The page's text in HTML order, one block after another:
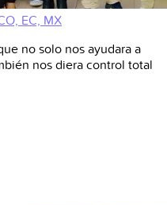
EC, MX
no solo nos ayudara a
nos diera control total